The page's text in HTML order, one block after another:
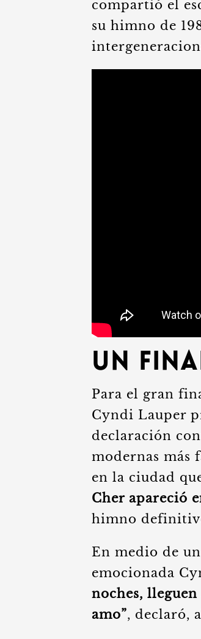
compartió el
su himno de
Un
Para el gran
Cyndi Lauper
declaración
modernas más
en la ciudad
Cher apareció
himno
En medio de
emocionada
noches, lleguen
amo”, declaró,